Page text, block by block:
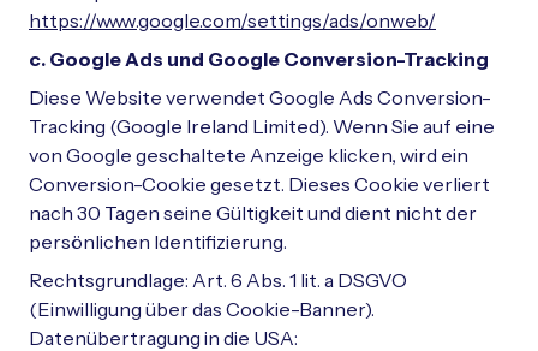
https://www.google.com/settings/ads/onweb/
c. Google Ads und Google Conversion-Tracking
Diese Website verwendet Google Ads Conversion-
Tracking (Google Ireland Limited). Wenn Sie auf eine
von Google geschaltete Anzeige klicken, wird ein
Conversion-Cookie gesetzt. Dieses Cookie verliert
nach 30 Tagen seine Gültigkeit und dient nicht der
persönlichen Identifizierung.
Rechtsgrundlage: Art. 6 Abs. 1 lit. a DSGVO
(Einwilligung über das Cookie-Banner).
Datenübertragung in die USA: